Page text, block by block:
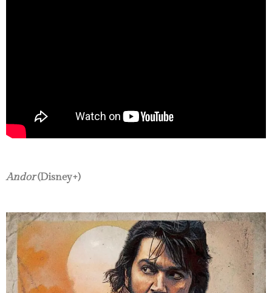
Andor(Disney+)